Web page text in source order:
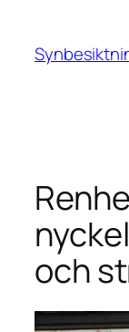
innehåll
och